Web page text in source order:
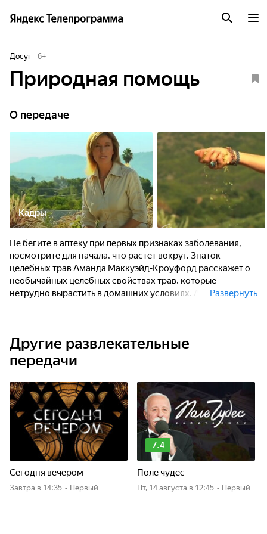
Досуг 6+
Природная помощь
О передаче
Кадры
Не бегите в аптеку при первых признаках заболевания,
посмотрите для начала, что растет вокруг. Знаток
целебных трав Аманда Маккуэйд-Кроуфорд расскажет о
необычайных целебных свойствах трав, которые
нетрудно вырастить в домашних условиях. АмандаРазвернуть
Другие развлекательные
передачи
Сегодня вечером
Завтра в 14:35 • Первый
7.4
Поле чудес
пт, 14 августа в 12:45 • Первый